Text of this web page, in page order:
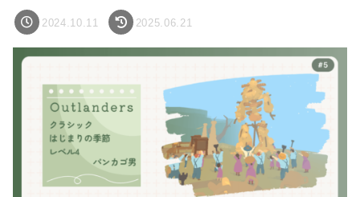
2024.10.11 2025.06.21